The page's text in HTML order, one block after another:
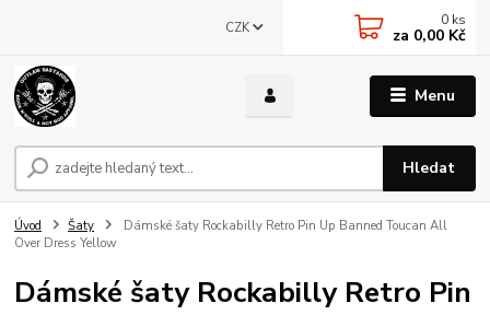
Menu
CZK
Hledat
0 ks
za 0,00 Kč
Úvod Šaty
Dámské šaty Rockabilly Retro Pin Up Banned Toucan All
Over Dress Yellow
Dámské šaty Rockabilly Retro Pin